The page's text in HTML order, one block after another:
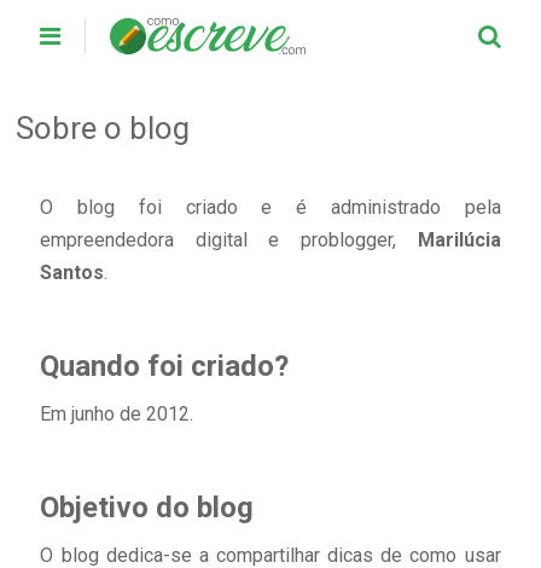
Sobre o blog
O blog foi criado e é administrado pela
empreendedora digital e problogger, Marilúcia
Santos.
Quando foi criado?
Em junho de 2012.
Objetivo do blog
O blog dedica-se a compartilhar dicas de como usar